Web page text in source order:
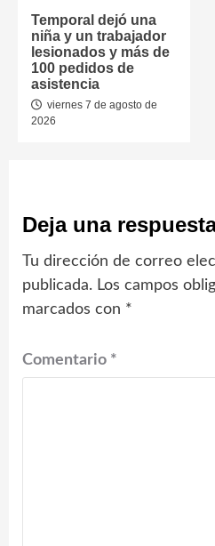
Temporal dejó una
niña y un trabajador
lesionados y más de
100 pedidos de
asistencia
viernes 7 de agosto de
2026
Deja una
Tu dirección de correo
publicada. Los campos
marcados con *
Comentario *